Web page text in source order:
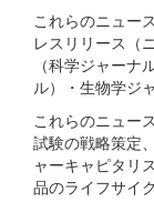
これらのニュー
レスリリース（
（科学ジャー
ル）・生物学ジ
これらのニュー
試験の戦略策定
ャーキャピタリ
品のライフサイ